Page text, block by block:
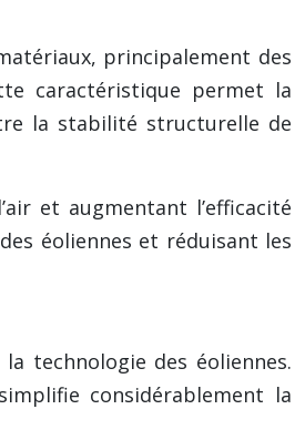
principalement des
caractéristique permet la
la stabilité structurelle de
et augmentant l’efficacité
éoliennes et réduisant les
technologie des éoliennes.
considérablement la